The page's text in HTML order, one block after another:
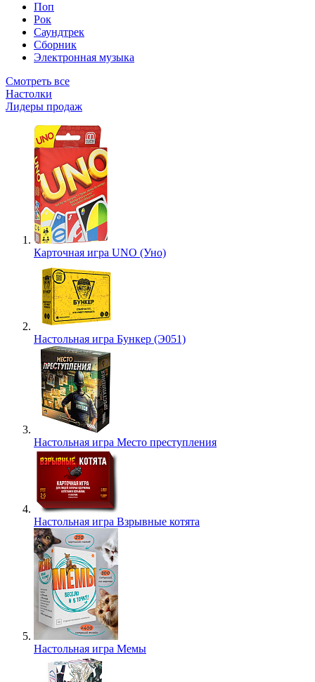
Поп
Рок
Саундтрек
Сборник
Электронная музыка
Смотреть все
Настолки
Лидеры продаж
Карточная игра UNO (Уно)
Настольная игра Бункер (Э051)
Настольная игра Место преступления
Настольная игра Взрывные котята
Настольная игра Мемы